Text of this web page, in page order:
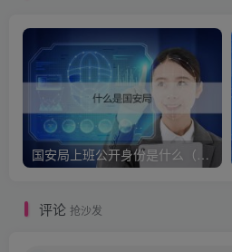
国安局上班公开身份是什么（国安身份对家人保密吗）
评论 抢沙发